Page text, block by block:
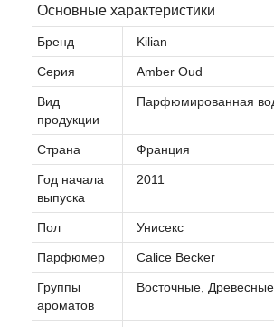
Основные характеристики
Бренд Kilian
Серия Amber Oud
Вид
продукции
Парфюмированная
Страна Франция
Год начала
выпуска
2011
Пол Унисекс
Парфюмер Calice Becker
Группы
ароматов
Восточные, Древесные